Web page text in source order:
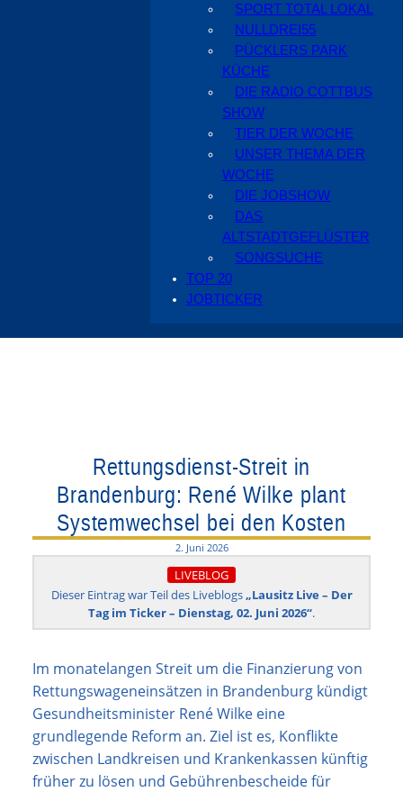
SPORT TOTAL LOKAL
NULLDREI55
PÜCKLERS PARK
KÜCHE
DIE RADIO COTTBUS
SHOW
TIER DER WOCHE
UNSER THEMA DER
WOCHE
DIE JOBSHOW
DAS
ALTSTADTGEFLÜSTER
SONGSUCHE
TOP 20
JOBTICKER
Rettungsdienst-Streit in
Brandenburg: René Wilke plant
Systemwechsel bei den Kosten
2. Juni 2026
LIVEBLOG
Dieser Eintrag war Teil des Liveblogs„Lausitz Live – Der
Tag im Ticker – Dienstag, 02. Juni 2026“.
Im monatelangen Streit um die Finanzierung von
Rettungswageneinsätzen in Brandenburg kündigt
Gesundheitsminister René Wilke eine
grundlegende Reform an. Ziel ist es, Konflikte
zwischen Landkreisen und Krankenkassen künftig
früher zu lösen und Gebührenbescheide für